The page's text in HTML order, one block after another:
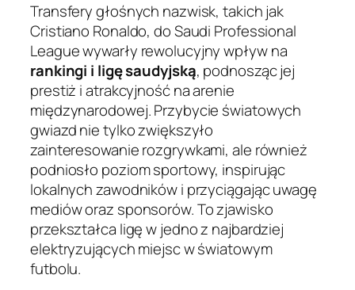
Transfery głośnych nazwisk, takich jak
Cristiano Ronaldo, do Saudi Professional
League wywarły rewolucyjny wpływ na
rankingi i ligę saudyjską, podnosząc jej
prestiż i atrakcyjność na arenie
międzynarodowej. Przybycie światowych
gwiazd nie tylko zwiększyło
zainteresowanie rozgrywkami, ale również
podniosło poziom sportowy, inspirując
lokalnych zawodników i przyciągając uwagę
mediów oraz sponsorów. To zjawisko
przekształca ligę w jedno z najbardziej
elektryzujących miejsc w światowym
futbolu.